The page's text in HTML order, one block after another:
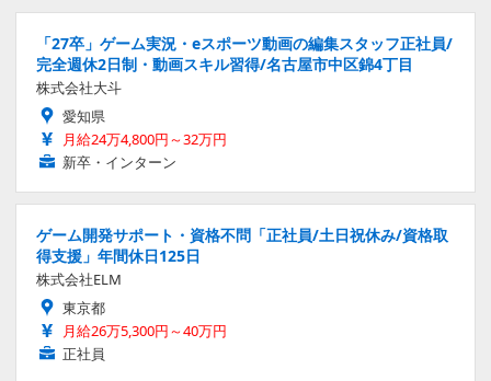
「27卒」ゲーム実況・eスポーツ動画の編集スタッフ正社員/
完全週休2日制・動画スキル習得/名古屋市中区錦4丁目
株式会社大斗
愛知県
月給24万4,800円～32万円
新卒・インターン
ゲーム開発サポート・資格不問「正社員/土日祝休み/資格取
得支援」年間休日125日
株式会社ELM
東京都
月給26万5,300円～40万円
正社員